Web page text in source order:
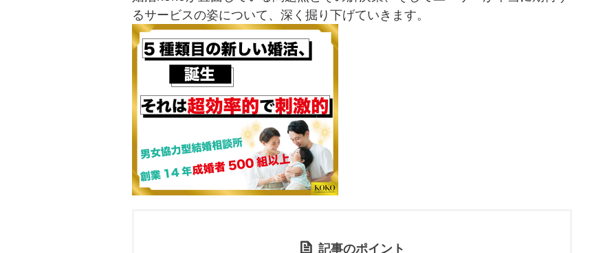
るサービスの姿について、深く掘り下げていきます。
記事のポイント